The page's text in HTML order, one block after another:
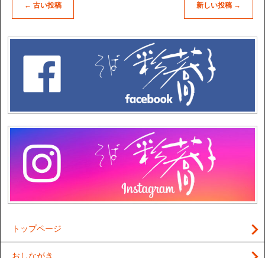
← 古い投稿 新しい投稿 →
トップページ
おしながき